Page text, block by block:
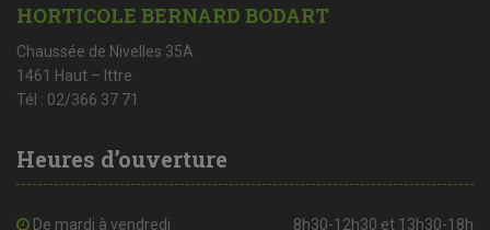
HORTICOLE BERNARD BODART
Chaussée de Nivelles 35A
1461 Haut – Ittre
Tél : 02/366 37 71
Heures d’ouverture
De mardi à vendredi 8h30-12h30 et 13h30-18h